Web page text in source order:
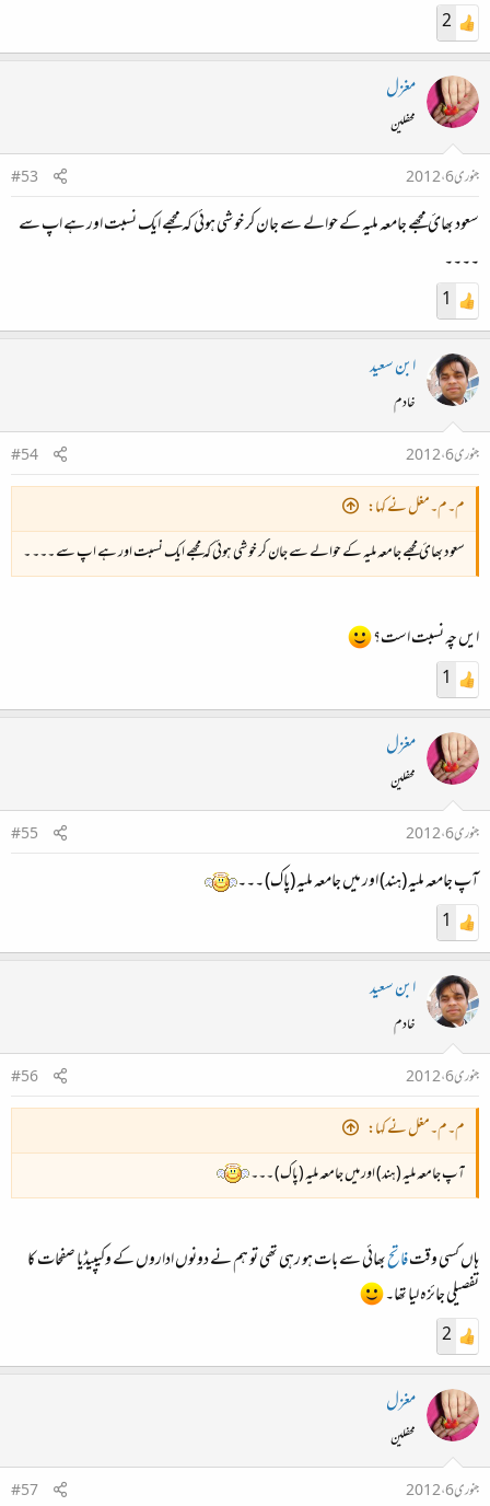
2
مغزل
محفلین
جنوری 6، 2012
#53
سعود بھائ مجھے جامعہ ملیہ کے حوالے سے جان کر خو شی ہوئی کہ مجھے ایک نسبت اور ہے اپ سے
۔۔۔۔
1
ابن سعید
خادم
جنوری 6، 2012
#54
م۔م۔مغل نے کہا:
سعود بھائ مجھے جامعہ ملیہ کے حوالے سے جان کر خو شی ہوئی کہ مجھے ایک نسبت اور ہے اپ سے ۔۔۔ ۔
ایں چہ نسبت است؟
1
مغزل
محفلین
جنوری 6، 2012
#55
آپ جامعہ ملیہ (ہند) اور میں جامعہ ملیہ (پاک) ۔۔۔
1
ابن سعید
خادم
جنوری 6، 2012
#56
م۔م۔مغل نے کہا:
آپ جامعہ ملیہ (ہند) اور میں جامعہ ملیہ (پاک) ۔۔۔
ہاں کسی وقتفاتحبھائی سے بات ہو رہی تھی تو ہم نے دونوں اداروں کے وکیپیڈیا صفحات کا
تفصیلی جائزہ لیا تھا۔
2
مغزل
محفلین
جنوری 6، 2012
#57